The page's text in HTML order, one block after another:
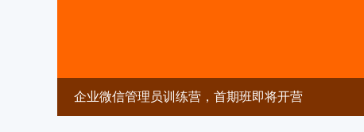
企业微信管理员训练营，首期班即将开营